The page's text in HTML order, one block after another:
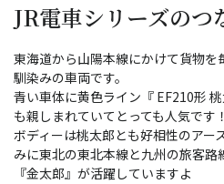
JR電車シリーズのつ
東海道から山陽本線にかけて貨物
馴染みの車両です。
青い車体に黄色ライン『 EF210形
も親しまれていてとっても人気です！
ボディーは桃太郎とも好相性のアー
みに東北の東北本線と九州の旅客
『金太郎』が活躍していますよ